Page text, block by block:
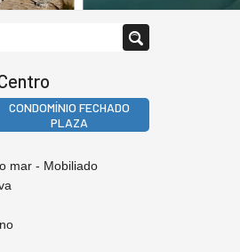
CONDOMÍNIO FECHADO
PLAZA
mar - Mobiliado